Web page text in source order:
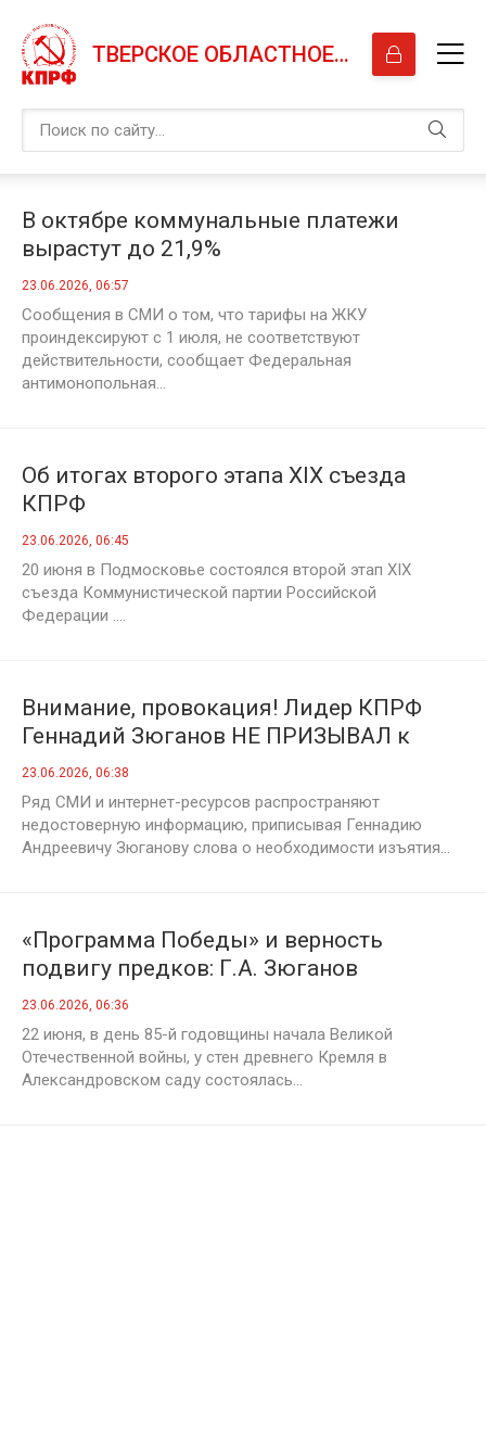
ТВЕРСКОЕ ОБЛАСТНОЕ ОТДЕЛЕНИЕ КПРФ
В октябре коммунальные платежи
вырастут до 21,9%
23.06.2026, 06:57
Сообщения в СМИ о том, что тарифы на ЖКУ
проиндексируют с 1 июля, не соответствуют
действительности, сообщает Федеральная
антимонопольная...
Об итогах второго этапа XIX съезда
КПРФ
23.06.2026, 06:45
20 июня в Подмосковье состоялся второй этап XIX
съезда Коммунистической партии Российской
Федерации ....
Внимание, провокация! Лидер КПРФ
Геннадий Зюганов НЕ ПРИЗЫВАЛ к
изъятию вкладов граждан
23.06.2026, 06:38
Ряд СМИ и интернет-ресурсов распространяют
недостоверную информацию, приписывая Геннадию
Андреевичу Зюганову слова о необходимости изъятия...
«Программа Победы» и верность
подвигу предков: Г.А. Зюганов
возглавил памятные мероприятия у
Кремлёвской стены
23.06.2026, 06:36
22 июня, в день 85-й годовщины начала Великой
Отечественной войны, у стен древнего Кремля в
Александровском саду состоялась...